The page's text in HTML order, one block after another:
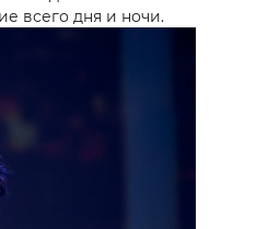
всего дня и ночи.